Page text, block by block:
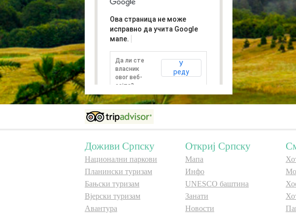
Ова страница не може
исправно да учита Google
мапе.
Да ли сте
власник
овог веб-
сајта?
У
реду
Доживи Српску
Национални паркови
Планински туризам
Бањски туризам
Вјерски туризам
Авантура
Откриј Српску
Мапа
Инфо
UNESCO баштина
Занати
Новости